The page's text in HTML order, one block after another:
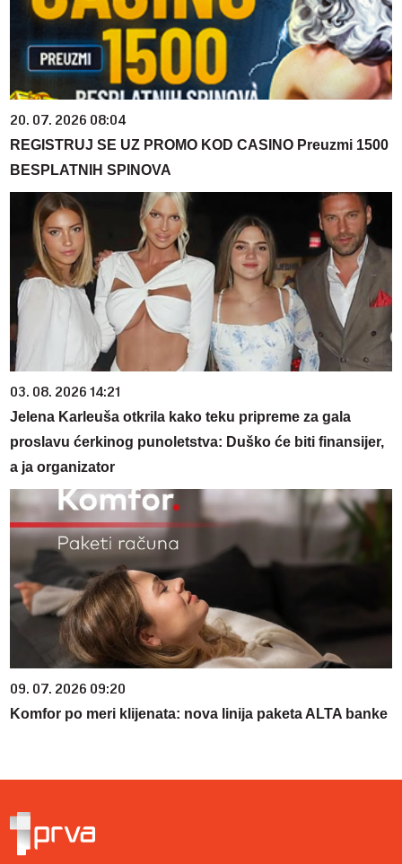
20. 07. 2026 08:04
REGISTRUJ SE UZ PROMO KOD CASINO Preuzmi 1500
BESPLATNIH SPINOVA
03. 08. 2026 14:21
Jelena Karleuša otkrila kako teku pripreme za gala
proslavu ćerkinog punoletstva: Duško će biti finansijer,
a ja organizator
09. 07. 2026 09:20
Komfor po meri klijenata: nova linija paketa ALTA banke